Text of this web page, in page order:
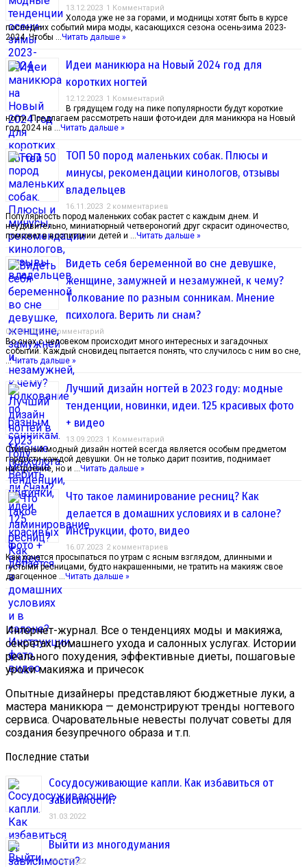
13.12.2023 1 Комментарий
Холода уже не за горами, и модницы хотят быть в курсе
последних событий мира моды, касающихся сезона осень-зима 2023-
2024. Чтобы …Читать дальше »
Идеи маникюра на Новый 2024 год для
коротких ногтей
12.12.2023 1 Комментарий
В грядущем году на пике популярности будут короткие
ногти. Предлагаем рассмотреть наши фото-идеи для маникюра на Новый
год 2024 на …Читать дальше »
ТОП 50 пород маленьких собак. Плюсы и
минусы, рекомендации кинологов, отзывы
владельцев
16.11.2023 2 комментариев
Популярность пород маленьких собак растет с каждым днем. И
неудивительно, миниатюрный четвероногий друг скрасит одиночество,
поможет в воспитании детей и …Читать дальше »
Видеть себя беременной во сне девушке,
женщине, замужней и незамужней, к чему?
Толкование по разным сонникам. Мнение
психолога. Верить ли снам?
04.10.2023 1 Комментарий
Во снах с человеком происходит много интересных и загадочных
событий. Каждый сновидец пытается понять, что случилось с ним во сне,
…Читать дальше »
Лучший дизайн ногтей в 2023 году: модные
тенденции, новинки, идеи. 125 красивых фото
+ видео
13.09.2023 1 Комментарий
Стильный модный дизайн ногтей всегда является особым предметом
гордости каждой девушки. Он не только дарит позитив, поднимает
настроение, но и …Читать дальше »
Что такое ламинирование ресниц? Как
делается в домашних условиях и в салоне?
Инструкции, фото, видео
16.07.2023 2 комментариев
Как хочется просыпаться по утрам с ясным взглядом, длинными и
густыми ресницами, будто накрашенными, не тратить на макияж свое
драгоценное …Читать дальше »
Интернет-журнал. Все о тенденциях моды и макияжа,
секретах домашнего ухода и салонных услугах. Истории
реального похудения, эффективные диеты, пошаговые
уроки макияжа и причесок
Опытные дизайнеры представляют бюджетные луки, а
мастера маникюра — демонстрируют тренды ногтевого
сервиса. Очаровательные невесты получат советы для
создания безупречного образа и т.п.
Последние статьи
Сосудосуживающие капли. Как избавиться от
зависимости?
31.03.2022
Выйти из многодумания
28.03.2022